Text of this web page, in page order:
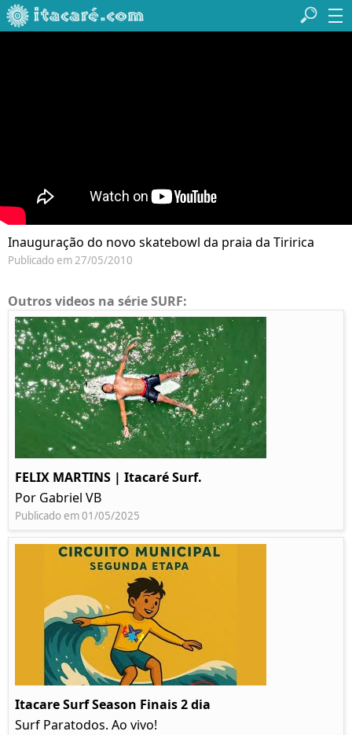
Inauguração do novo skatebowl da praia da Tiririca
Publicado em 27/05/2010
Outros videos na série SURF:
FELIX MARTINS | Itacaré Surf.
Por Gabriel VB
Publicado em 01/05/2025
Itacare Surf Season Finais 2 dia
Surf Paratodos. Ao vivo!